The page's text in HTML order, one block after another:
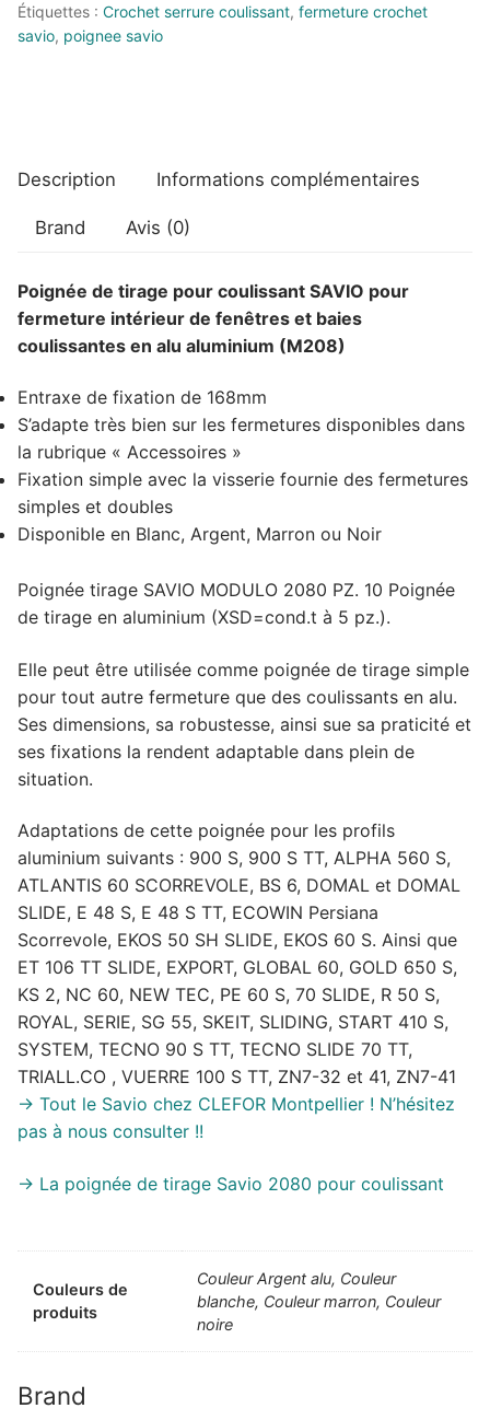
coulissant
SAVIO
Étiquettes : Crochet serrure coulissant, fermeture crochet
savio, poignee savio
Description Informations complémentaires
Brand Avis (0)
Poignée de tirage pour coulissant SAVIO pour
fermeture intérieur de fenêtres et baies
coulissantes en alu aluminium (M208)
Entraxe de fixation de 168mm
S’adapte très bien sur les fermetures disponibles dans
la rubrique « Accessoires »
Fixation simple avec la visserie fournie des fermetures
simples et doubles
Disponible en Blanc, Argent, Marron ou Noir
Poignée tirage SAVIO MODULO 2080 PZ. 10 Poignée
de tirage en aluminium (XSD=cond.t à 5 pz.).
Elle peut être utilisée comme poignée de tirage simple
pour tout autre fermeture que des coulissants en alu.
Ses dimensions, sa robustesse, ainsi sue sa praticité et
ses fixations la rendent adaptable dans plein de
situation.
Adaptations de cette poignée pour les profils
aluminium suivants : 900 S, 900 S TT, ALPHA 560 S,
ATLANTIS 60 SCORREVOLE, BS 6, DOMAL et DOMAL
SLIDE, E 48 S, E 48 S TT, ECOWIN Persiana
Scorrevole, EKOS 50 SH SLIDE, EKOS 60 S. Ainsi que
ET 106 TT SLIDE, EXPORT, GLOBAL 60, GOLD 650 S,
KS 2, NC 60, NEW TEC, PE 60 S, 70 SLIDE, R 50 S,
ROYAL, SERIE, SG 55, SKEIT, SLIDING, START 410 S,
SYSTEM, TECNO 90 S TT, TECNO SLIDE 70 TT,
TRIALL.CO , VUERRE 100 S TT, ZN7-32 et 41, ZN7-41
-> Tout le Savio chez CLEFOR Montpellier ! N’hésitez
pas à nous consulter !!
-> La poignée de tirage Savio 2080 pour coulissant
Couleurs de
produits
Couleur Argent alu, Couleur
blanche, Couleur marron, Couleur
noire
Brand